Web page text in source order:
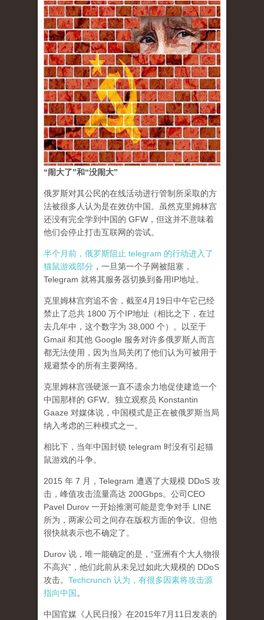
“闹大了”和“没闹大”
俄罗斯对其公民的在线活动进行管制所采取的方
法被很多人认为是在效仿中国。虽然克里姆林宫
还没有完全学到中国的 GFW，但这并不意味着
他们会停止打击互联网的尝试。
半个月前，俄罗斯阻止 telegram 的行动进入了
猫鼠游戏部分 ，一旦第一个子网被阻塞，
Telegram 就将其服务器切换到备用IP地址。
克里姆林宫穷追不舍，截至4月19日中午它已经
禁止了总共 1800 万个IP地址（相比之下，在过
去几年中，这个数字为 38,000 个）。以至于
Gmail 和其他 Google 服务对许多俄罗斯人而言
都无法使用，因为当局关闭了他们认为可被用于
规避禁令的所有主要网络。
克里姆林宫强硬派一直不遗余力地促使建造一个
中国那样的 GFW。独立观察员 Konstantin
Gaaze 对媒体说，中国模式是正在被俄罗斯当局
纳入考虑的三种模式之一。
相比下，当年中国封锁 telegram 时没有引起猫
鼠游戏的斗争。
2015 年 7 月，Telegram 遭遇了大规模 DDoS 攻
击，峰值攻击流量高达 200Gbps。公司CEO
Pavel Durov 一开始推测可能是竞争对手 LINE
所为，两家公司之间存在版权方面的争议。但他
很快就表示也不确定了。
Durov 说，唯一能确定的是，“亚洲有个大人物很
不高兴”，他们此前从未见过如此大规模的 DDoS
攻击。 Techcrunch 认为，有很多因素将攻击源
指向中国 。
中国官媒《人民日报》在2015年7月11日发表的